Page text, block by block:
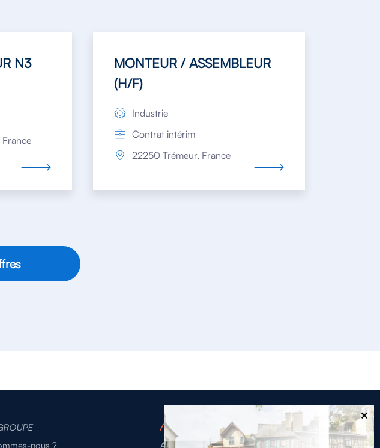
N3
MONTEUR / ASSEMBLEUR
(H/F)
Industrie
Contrat intérim
22250 Trémeur, France
nous ?
/ NOS AGENCES
Agence de Rennes Industrie